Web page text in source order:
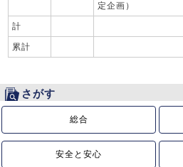
定企画）
計
累計
さがす
総合
安全と安心